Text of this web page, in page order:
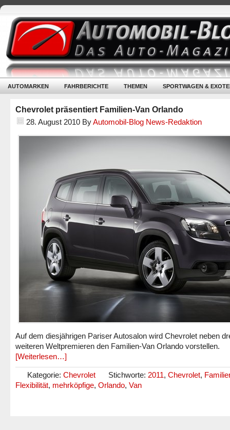
AUTOMARKEN FAHRBERICHTE THEMEN SPORTWAGEN &
Chevrolet präsentiert Familien-Van Orlando
28. August 2010 ByAutomobil-Blog News-Redaktion
Auf dem diesjährigen Pariser Autosalon wird Chevrolet neben
weiteren Weltpremieren den Familien-Van Orlando vorstellen.
[Weiterlesen…]
Kategorie: Chevrolet Stichworte: 2011, Chevrolet,
Flexibilität, mehrköpfige, Orlando, Van